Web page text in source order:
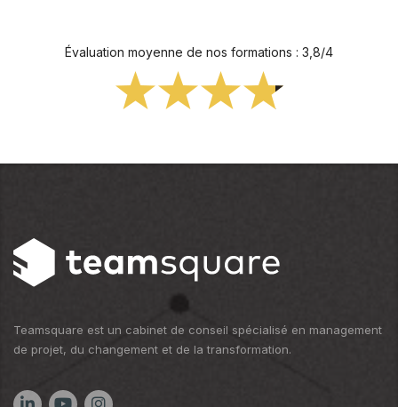
Évaluation moyenne de nos formations : 3,8/4
Teamsquare est un cabinet de conseil spécialisé en management
de projet, du changement et de la transformation.